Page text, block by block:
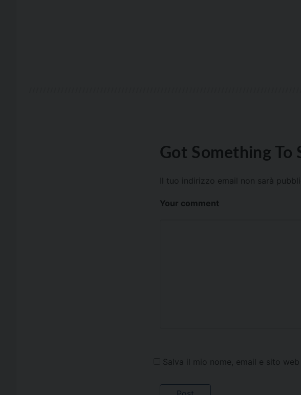
Got Something To
Il tuo indirizzo email non sarà
Your comment
Salva il mio nome, email e sito